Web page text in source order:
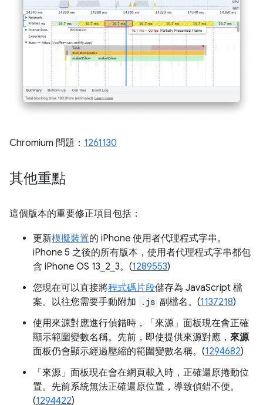
Chromium 問題： 1261130
其他重點
這個版本的重要修正項目包括：
更新模擬裝置的 iPhone 使用者代理程式字串。
iPhone 5 之後的所有版本，使用者代理程式字串都包
含 iPhone OS 13_2_3。(1289553)
您現在可以直接將程式碼片段儲存為 JavaScript 檔
案。以往您需要手動附加
.js 副檔名。(1137218)
使用來源對應進行偵錯時，「來源」 面板現在會正確
顯示範圍變數名稱。先前，即使提供來源對應， 來源
面板仍會顯示經過壓縮的範圍變數名稱。(1294682)
「來源」 面板現在會在網頁載入時，正確還原捲動位
置。先前系統無法正確還原位置，導致偵錯不便。
(1294422)